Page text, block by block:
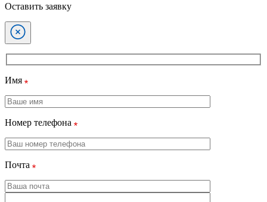
Оставить заявку
Имя
Номер телефона
Почта